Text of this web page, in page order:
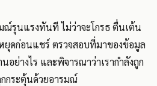
ณ์รุนแรงทันที ไม่ว่าจะโกรธ ตื่นเต้น
ยุดก่อนแชร์ ตรวจสอบที่มาของข้อมูล
อย่างไร และพิจารณาว่าเรากำลังถูก
กระตุ้นด้วยอารมณ์